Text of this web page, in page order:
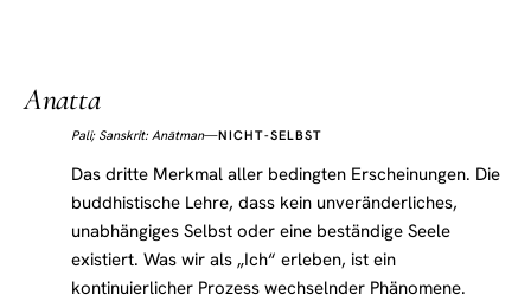
Anatta
Pali; Sanskrit: Anātman—NICHT-SELBST
Das dritte Merkmal aller bedingten Erscheinungen. Die
buddhistische Lehre, dass kein unveränderliches,
unabhängiges Selbst oder eine beständige Seele
existiert. Was wir als „Ich“ erleben, ist ein
kontinuierlicher Prozess wechselnder Phänomene.